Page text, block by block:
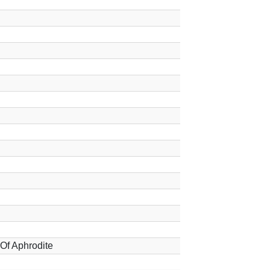
Aphrodite